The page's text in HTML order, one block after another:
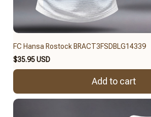
FC Hansa Rostock BRACT3FSDBLG14339
$35.95 USD
Add to cart